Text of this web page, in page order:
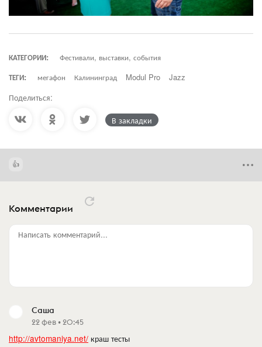
КАТЕГОРИИ:
Фестивали, выставки, события
ТЕГИ:
мегафон Калининград Modul Pro Jazz
Поделиться:
В закладки
Комментарии
Написать комментарий...
Саша
22 фев • 20:45
http://avtomaniya.net/ краш тесты